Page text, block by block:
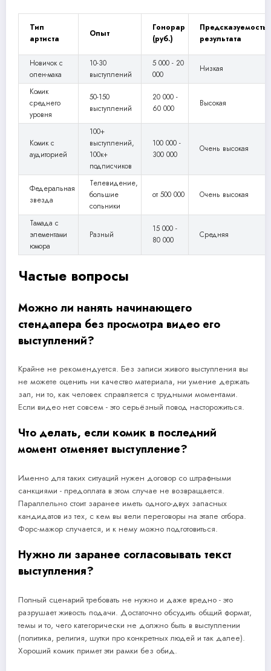
Тип
артиста
Опыт
Гонорар
(руб.)
Предсказуемость
результата
Новичок с
опен-мака
10-30
выступлений
5 000 - 20
000
Низкая
Комик
среднего
уровня
50-150
выступлений
20 000 -
60 000
Высокая
Комик с
аудиторией
100+
выступлений,
100к+
подписчиков
100 000 -
300 000
Очень высокая
Федеральная
звезда
Телевидение,
большие
сольники
от 500 000 Очень высокая
Тамада с
элементами
юмора
Разный
15 000 -
80 000
Средняя
Частые вопросы
Можно ли нанять начинающего
стендапера без просмотра видео его
выступлений?
Крайне не рекомендуется. Без записи живого выступления вы
не можете оценить ни качество материала, ни умение держать
зал, ни то, как человек справляется с трудными моментами.
Если видео нет совсем - это серьёзный повод насторожиться.
Что делать, если комик в последний
момент отменяет выступление?
Именно для таких ситуаций нужен договор со штрафными
санкциями - предоплата в этом случае не возвращается.
Параллельно стоит заранее иметь одного-двух запасных
кандидатов из тех, с кем вы вели переговоры на этапе отбора.
Форс-мажор случается, и к нему можно подготовиться.
Нужно ли заранее согласовывать текст
выступления?
Полный сценарий требовать не нужно и даже вредно - это
разрушает живость подачи. Достаточно обсудить общий формат,
темы и то, чего категорически не должно быть в выступлении
(политика, религия, шутки про конкретных людей и так далее).
Хороший комик примет эти рамки без обид.